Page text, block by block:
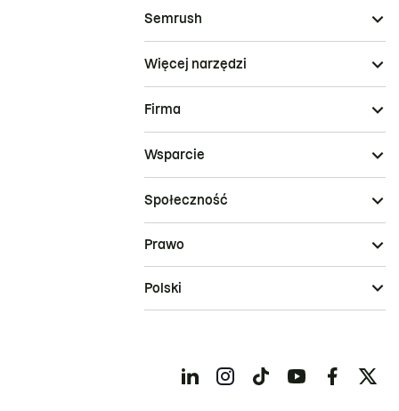
Semrush
Więcej narzędzi
Firma
Wsparcie
Społeczność
Prawo
Polski